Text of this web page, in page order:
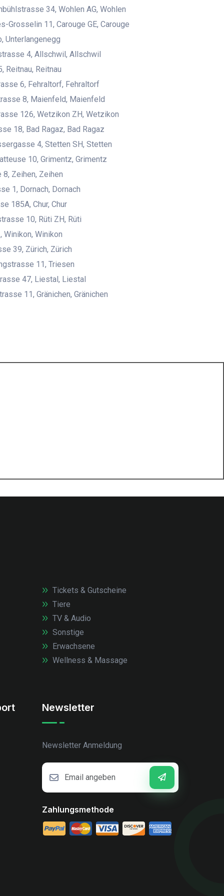
34, Wohlen AG, Wohlen
Grosselin 11, Carouge GE, Carouge
Unterlangenegg
4, Allschwil, Allschwil
Reitnau, Reitnau
6, Fehraltorf, Fehraltorf
8, Maienfeld, Maienfeld
126, Wetzikon ZH, Wetzikon
18, Bad Ragaz, Bad Ragaz
4, Stetten SH, Stetten
10, Grimentz, Grimentz
Zeihen, Zeihen
1, Dornach, Dornach
185A, Chur, Chur
10, Rüti ZH, Rüti
Winikon, Winikon
39, Zürich, Zürich
11, Triesen
47, Liestal, Liestal
11, Gränichen, Gränichen
Tickets & Gutscheine
Tiere
TV & Audio
Sonstige
Erwachsene
Wellness & Massage
Newsletter
Newsletter Anmeldung
Zahlungsmethode